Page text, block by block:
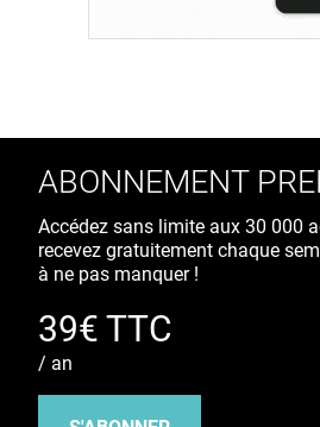
ABONNEMENT
Accédez sans limite aux 30 000
recevez gratuitement chaque
à ne pas manquer !
39€ TTC
/ an